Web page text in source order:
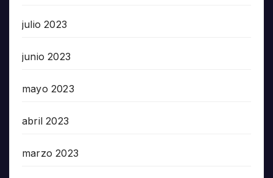
julio 2023
junio 2023
mayo 2023
abril 2023
marzo 2023